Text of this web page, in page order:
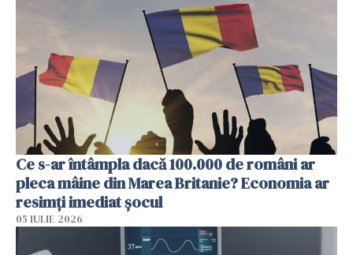
Ce s-ar întâmpla dacă 100.000 de români ar
pleca mâine din Marea Britanie? Economia ar
resimți imediat șocul
05 IULIE 2026